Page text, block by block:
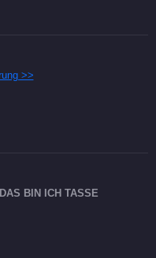
>>
BIN ICH TASSE